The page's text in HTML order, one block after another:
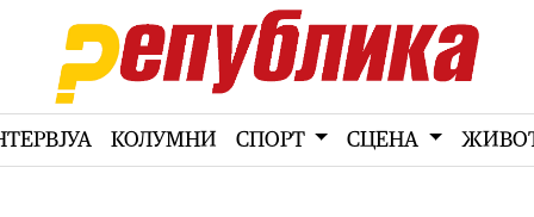
КОЛУМНИ СПОРТ СЦЕНА